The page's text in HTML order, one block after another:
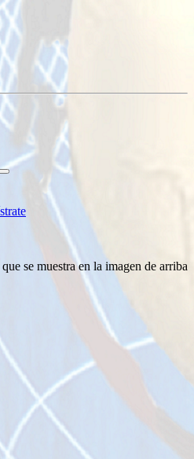
se muestra en la imagen de arriba